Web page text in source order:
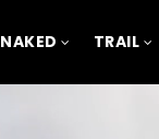
NAKED TRAIL